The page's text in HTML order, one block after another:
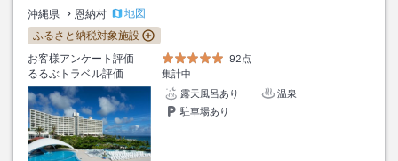
沖縄県 恩納村
地図
ふるさと納税対象施設
お客様アンケート評価
92点
るるぶトラベル評価
集計中
露天風呂あり
温泉
駐車場あり